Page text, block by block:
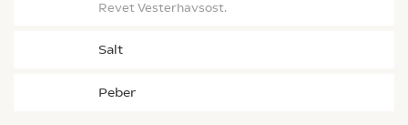
Revet Vesterhavsost.
salt
peber